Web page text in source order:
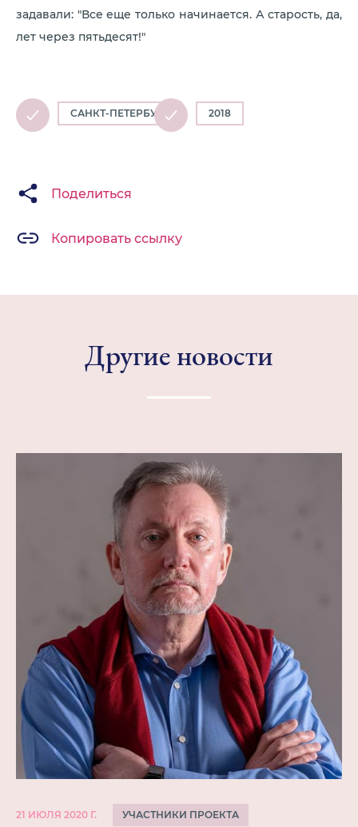
задавали: "Все еще только начинается. А старость, да,
лет через пятьдесят!"
САНКТ-ПЕТЕРБУРГ 2018
Поделиться
Копировать ссылку
Другие новости
21 ИЮЛЯ 2020 Г. УЧАСТНИКИ ПРОЕКТА